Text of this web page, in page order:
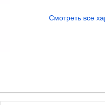
Смотреть все